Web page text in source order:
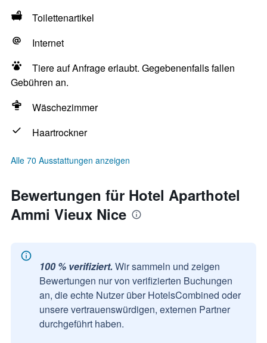
Toilettenartikel
Internet
Tiere auf Anfrage erlaubt. Gegebenenfalls fallen
Gebühren an.
Wäschezimmer
Haartrockner
Alle 70 Ausstattungen anzeigen
Bewertungen für Hotel Aparthotel
Ammi Vieux Nice
100 % verifiziert. Wir sammeln und zeigen
Bewertungen nur von verifizierten Buchungen
an, die echte Nutzer über HotelsCombined oder
unsere vertrauenswürdigen, externen Partner
durchgeführt haben.